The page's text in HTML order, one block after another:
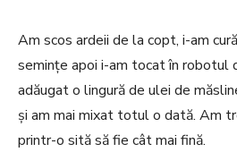
Am scos ardeii de la copt, i-am
semințe apoi i-am tocat în robotul
adăugat o lingură de ulei de
și am mai mixat totul o dată. Am
printr-o sită să fie cât mai fină.